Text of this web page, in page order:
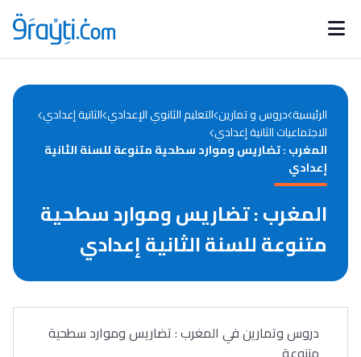
Catégories
d'actualités
Annonces bourses
الرئيسية دروس و تمارين التعليم الثانوي الإعدادي الثانية إعدادي
الاجتماعيات الثانية إعدادي
المغرب : تضاريس وموارد سطحية متنوعة للسنة الثانية
إعدادي
المغرب : تضاريس وموارد سطحية
متنوعة للسنة الثانية إعدادي
دروس وتمارين في المغرب : تضاريس وموارد سطحية